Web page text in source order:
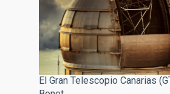
El Gran Telescopio Canarias